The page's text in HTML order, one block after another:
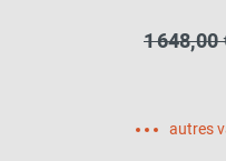
1
autres